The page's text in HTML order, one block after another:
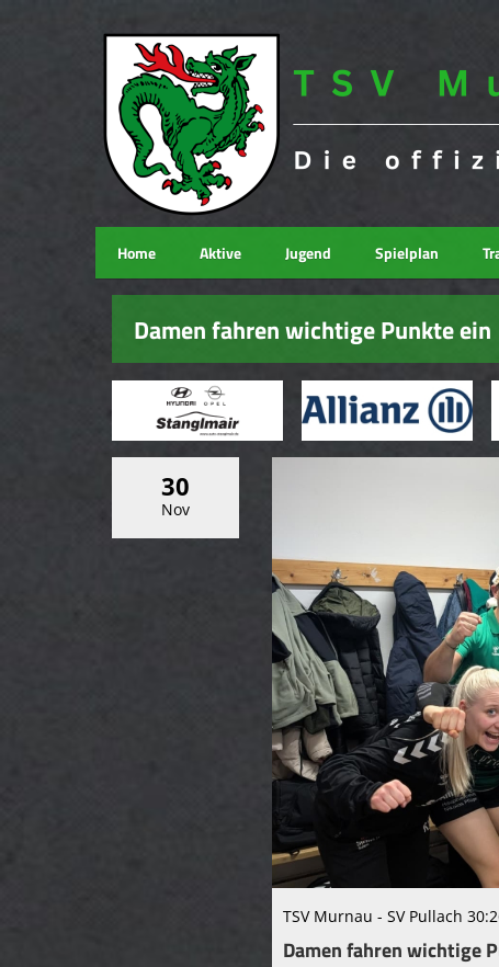
Home Aktive Jugend Spielplan
Damen fahren wichtige Punkte ein
30
Nov
TSV Murnau - SV Pullach
Damen fahren wichtige